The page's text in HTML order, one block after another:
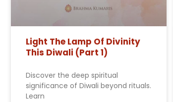
Light The Lamp Of Divinity
This Diwali (Part 1)
Discover the deep spiritual
significance of Diwali beyond rituals.
Learn